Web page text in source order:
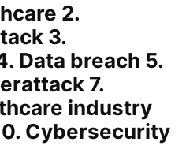
2.
3.
Data breach 5.
7.
industry
Cybersecurity